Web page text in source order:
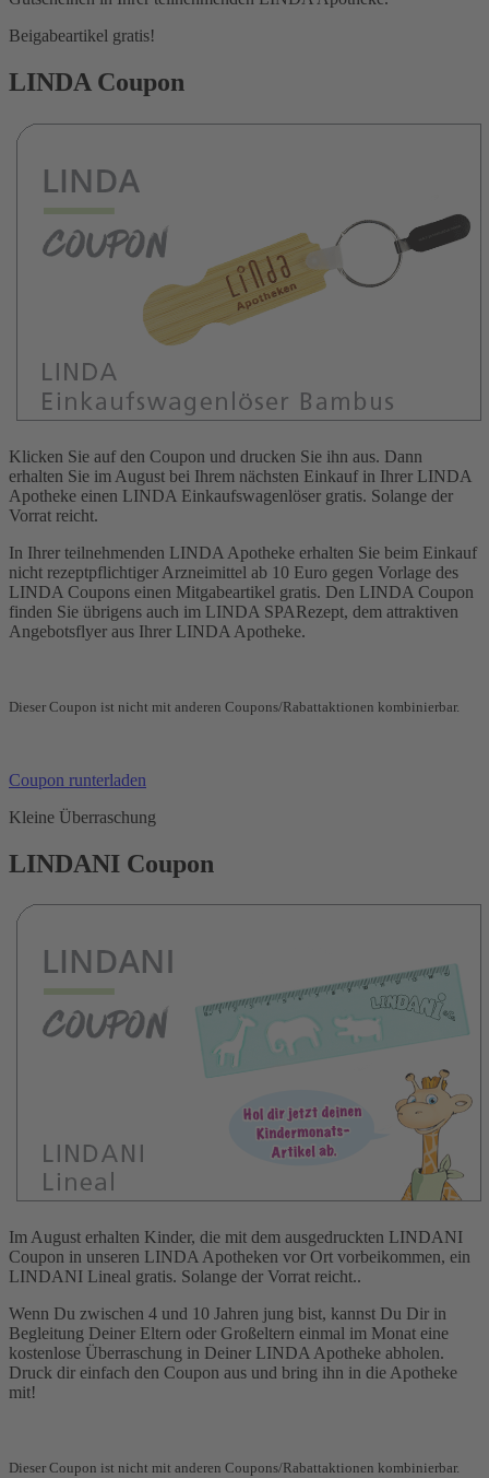
Beigabeartikel gratis!
LINDA Coupon
Klicken Sie auf den Coupon und drucken Sie ihn aus. Dann
erhalten Sie im August bei Ihrem nächsten Einkauf in Ihrer LINDA
Apotheke einen LINDA Einkaufswagenlöser gratis. Solange der
Vorrat reicht.
In Ihrer teilnehmenden LINDA Apotheke erhalten Sie beim Einkauf
nicht rezeptpflichtiger Arzneimittel ab 10 Euro gegen Vorlage des
LINDA Coupons einen Mitgabeartikel gratis. Den LINDA Coupon
finden Sie übrigens auch im LINDA SPARezept, dem attraktiven
Angebotsflyer aus Ihrer LINDA Apotheke.
Dieser Coupon ist nicht mit anderen Coupons/Rabattaktionen kombinierbar.
Coupon runterladen
Kleine Überraschung
LINDANI Coupon
Im August erhalten Kinder, die mit dem ausgedruckten LINDANI
Coupon in unseren LINDA Apotheken vor Ort vorbeikommen, ein
LINDANI Lineal gratis. Solange der Vorrat reicht..
Wenn Du zwischen 4 und 10 Jahren jung bist, kannst Du Dir in
Begleitung Deiner Eltern oder Großeltern einmal im Monat eine
kostenlose Überraschung in Deiner LINDA Apotheke abholen.
Druck dir einfach den Coupon aus und bring ihn in die Apotheke
mit!
Dieser Coupon ist nicht mit anderen Coupons/Rabattaktionen kombinierbar.